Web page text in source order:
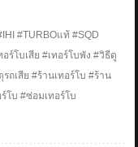
#TURBOแท้ #SQD
อร์โบเสีย #เทอร์โบพัง #วิธีดู
รถเสีย #ร้านเทอร์โบ #ร้าน
โบ #ซ่อมเทอร์โบ